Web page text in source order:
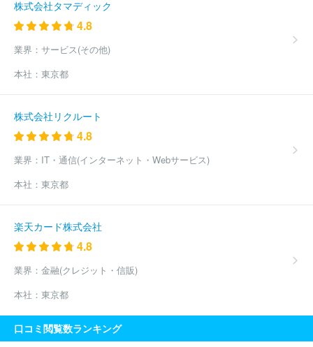
株式会社タマディック
4.8
業界： サービス(その他)
本社： 東京都
株式会社リクルート
4.8
業界： IT・通信(インターネット・Webサービス)
本社： 東京都
楽天カード株式会社
4.8
業界： 金融(クレジット・信販)
本社： 東京都
口コミ閲覧数ランキング